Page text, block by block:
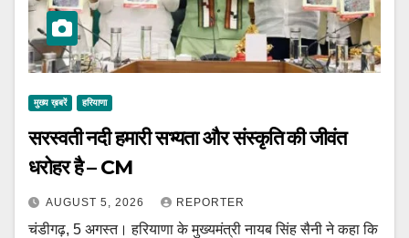
मुख्य ख़बरें हरियाणा
सरस्वती नदी हमारी सभ्यता और संस्कृति की जीवंत
धरोहर है – CM
AUGUST 5, 2026 REPORTER
चंडीगढ़, 5 अगस्त। हरियाणा के मुख्यमंत्री नायब सिंह सैनी ने कहा कि